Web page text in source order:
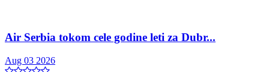
Air Serbia tokom cele godine leti za Dubr...
Aug 03 2026